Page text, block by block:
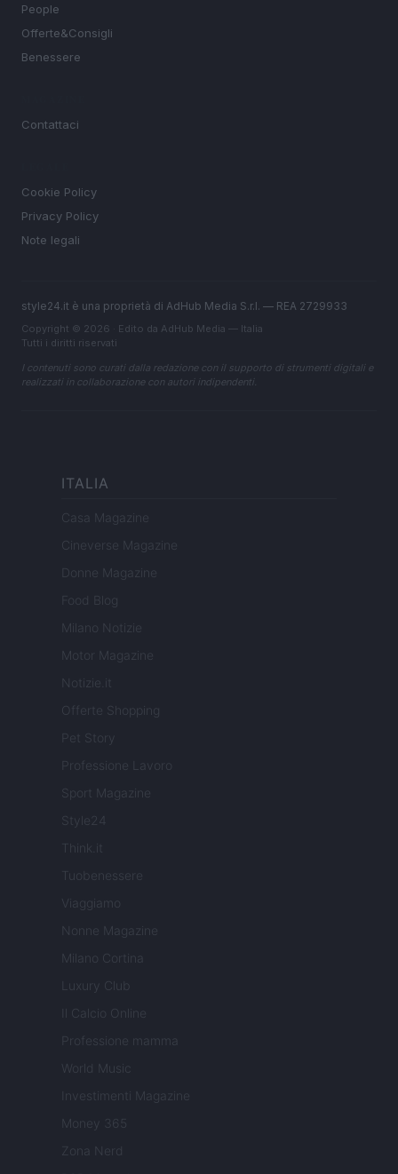
People
Offerte&Consigli
Benessere
Contattaci
Cookie Policy
Privacy Policy
Note legali
style24.it è una proprietà di AdHub Media S.r.l. — REA 2729933
Copyright © 2026 · Edito da AdHub Media — Italia
Tutti i diritti riservati
I contenuti sono curati dalla redazione con il supporto di strumenti digitali e
realizzati in collaborazione con autori indipendenti.
ITALIA
Casa Magazine
Cineverse Magazine
Donne Magazine
Food Blog
Milano Notizie
Motor Magazine
Notizie.it
Offerte Shopping
Pet Story
Professione Lavoro
Sport Magazine
Style24
Think.it
Tuobenessere
Viaggiamo
Nonne Magazine
Milano Cortina
Luxury Club
Il Calcio Online
Professione mamma
World Music
Investimenti Magazine
Money 365
Zona Nerd